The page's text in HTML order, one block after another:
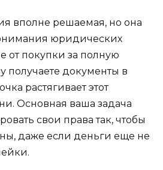
вполне решаемая, но она
юридических
от покупки за полную
получаете документы в
растягивает этот
Основная ваша задача
свои права так, чтобы
даже если деньги еще не